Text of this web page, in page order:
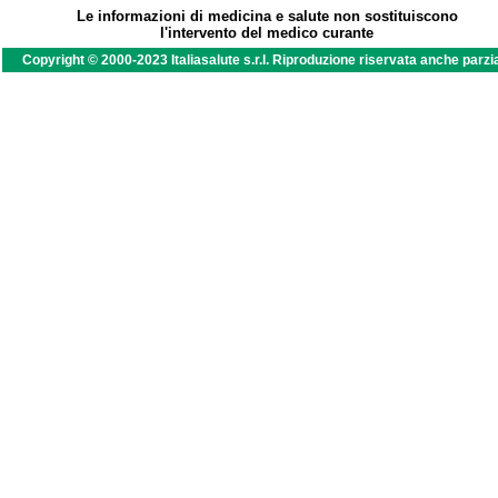
Le informazioni di medicina e salute non sostituiscono
l'intervento del medico curante
Copyright © 2000-2023 Italiasalute s.r.l. Riproduzione riservata anche